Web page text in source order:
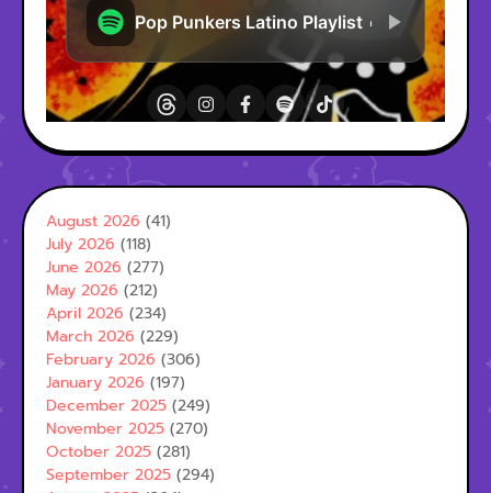
August 2026 (41)
July 2026 (118)
June 2026 (277)
May 2026 (212)
April 2026 (234)
March 2026 (229)
February 2026 (306)
January 2026 (197)
December 2025 (249)
November 2025 (270)
October 2025 (281)
September 2025 (294)